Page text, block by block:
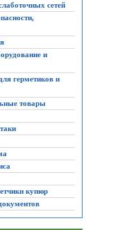
сетей
и
герметиков и
товары
купюр